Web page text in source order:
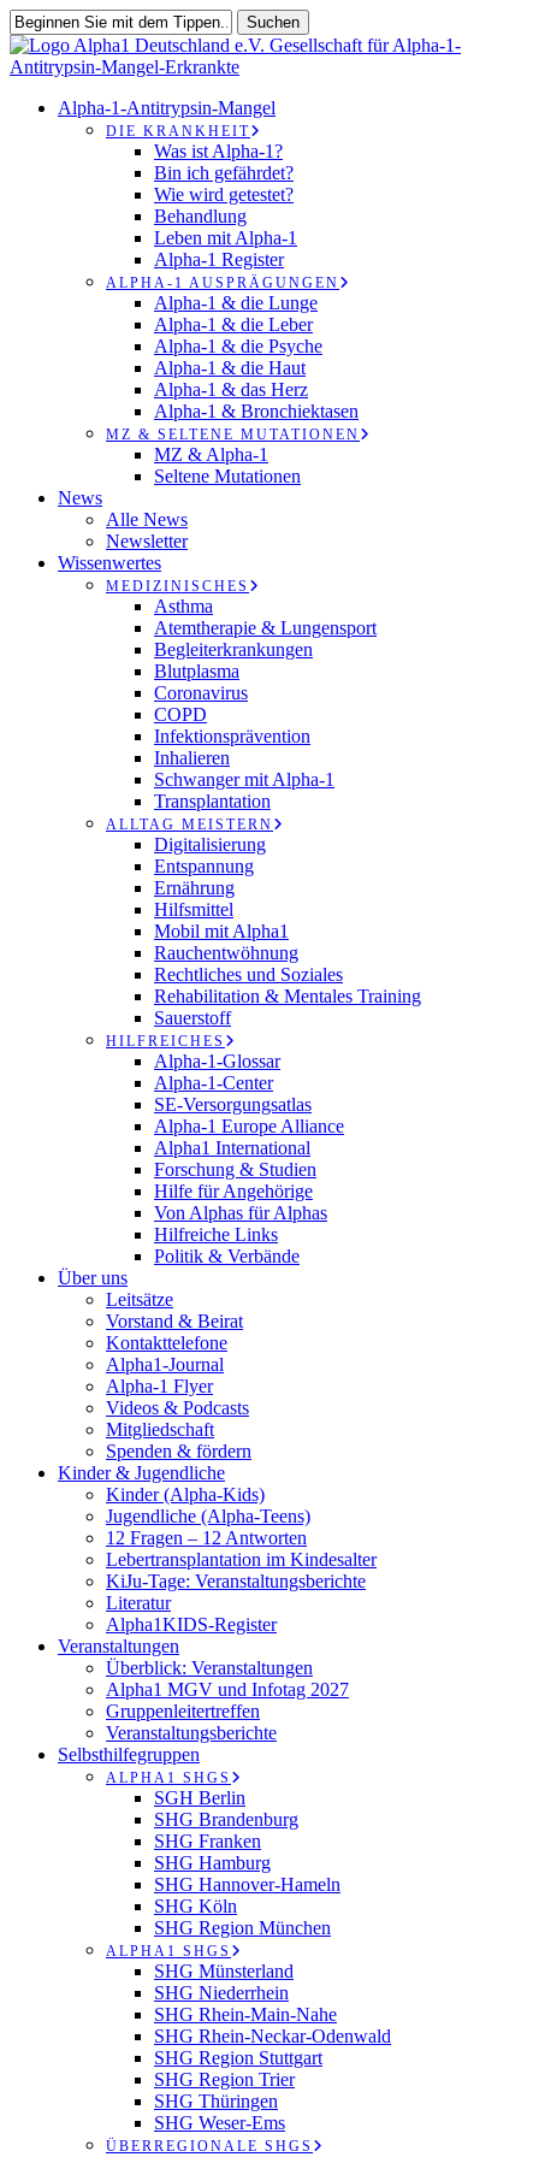
Zum
Hauptinhalt
springen
Suchen
Suche
schließen
suchen
SpeisekarteAlpha-1-Antitrypsin-Mangel
DIE KRANKHEIT
Was ist Alpha-1?
Bin ich gefährdet?
Wie wird getestet?
Behandlung
Leben mit Alpha-1
Alpha-1 Register
ALPHA-1 AUSPRÄGUNGEN
Alpha-1 & die Lunge
Alpha-1 & die Leber
Alpha-1 & die Psyche
Alpha-1 & die Haut
Alpha-1 & das Herz
Alpha-1 & Bronchiektasen
MZ & SELTENE MUTATIONEN
MZ & Alpha-1
Seltene Mutationen
News
Alle News
Newsletter
Wissenwertes
MEDIZINISCHES
Asthma
Atemtherapie & Lungensport
Begleiterkrankungen
Blutplasma
Coronavirus
COPD
Infektionsprävention
Inhalieren
Schwanger mit Alpha-1
Transplantation
ALLTAG MEISTERN
Digitalisierung
Entspannung
Ernährung
Hilfsmittel
Mobil mit Alpha1
Rauchentwöhnung
Rechtliches und Soziales
Rehabilitation & Mentales Training
Sauerstoff
HILFREICHES
Alpha-1-Glossar
Alpha-1-Center
SE-Versorgungsatlas
Alpha-1 Europe Alliance
Alpha1 International
Forschung & Studien
Hilfe für Angehörige
Von Alphas für Alphas
Hilfreiche Links
Politik & Verbände
Über uns
Leitsätze
Vorstand & Beirat
Kontakttelefone
Alpha1-Journal
Alpha-1 Flyer
Videos & Podcasts
Mitgliedschaft
Spenden & fördern
Kinder & Jugendliche
Kinder (Alpha-Kids)
Jugendliche (Alpha-Teens)
12 Fragen – 12 Antworten
Lebertransplantation im Kindesalter
KiJu-Tage: Veranstaltungsberichte
Literatur
Alpha1KIDS-Register
Veranstaltungen
Überblick: Veranstaltungen
Alpha1 MGV und Infotag 2027
Gruppenleitertreffen
Veranstaltungsberichte
Selbsthilfegruppen
ALPHA1 SHGS
SGH Berlin
SHG Brandenburg
SHG Franken
SHG Hamburg
SHG Hannover-Hameln
SHG Köln
SHG Region München
ALPHA1 SHGS
SHG Münsterland
SHG Niederrhein
SHG Rhein-Main-Nahe
SHG Rhein-Neckar-Odenwald
SHG Region Stuttgart
SHG Region Trier
SHG Thüringen
SHG Weser-Ems
ÜBERREGIONALE SHGS